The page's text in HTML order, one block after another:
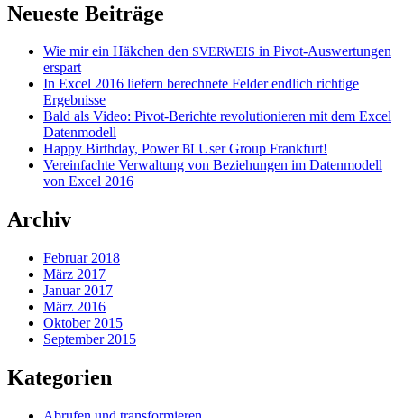
Neueste Beiträge
Wie mir ein Häkchen den SVERWEIS in Pivot-Auswertungen
erspart
In Excel 2016 liefern berechnete Felder endlich richtige
Ergebnisse
Bald als Video: Pivot-Berichte revolutionieren mit dem Excel
Datenmodell
Happy Birthday, PowerBI User Group Frankfurt!
Vereinfachte Verwaltung von Beziehungen im Datenmodell
von Excel 2016
Archiv
Februar 2018
März 2017
Januar 2017
März 2016
Oktober 2015
September 2015
Kategorien